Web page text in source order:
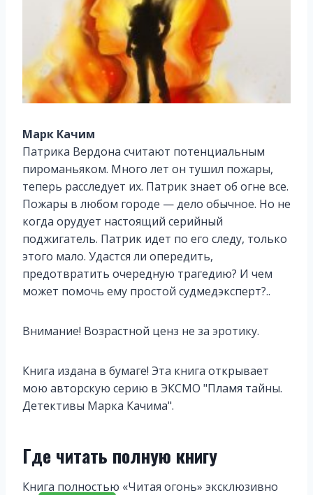
Марк Качим
Патрика Вердона считают потенциальным
пироманьяком. Много лет он тушил пожары,
теперь расследует их. Патрик знает об огне все.
Пожары в любом городе — дело обычное. Но не
когда орудует настоящий серийный
поджигатель. Патрик идет по его следу, только
этого мало. Удастся ли опередить,
предотвратить очередную трагедию? И чем
может помочь ему простой судмедэксперт?..
Внимание! Возрастной ценз не за эротику.
Книга издана в бумаге! Эта книга открывает
мою авторскую серию в ЭКСМО "Пламя тайны.
Детективы Марка Качима".
Где читать полную книгу
Книга полностью «Читая огонь» эксклюзивно